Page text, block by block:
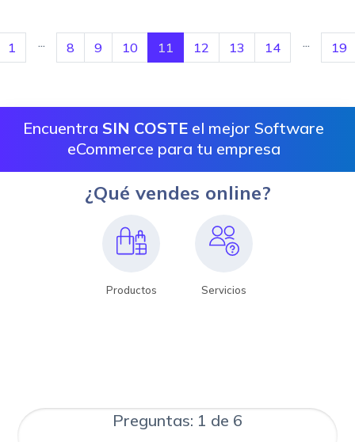
1 8 9 10 11 12 13 14 19
Encuentra SIN COSTE el mejor Software
eCommerce para tu empresa
¿Qué vendes online?
Productos Servicios
Preguntas: 1 de 6